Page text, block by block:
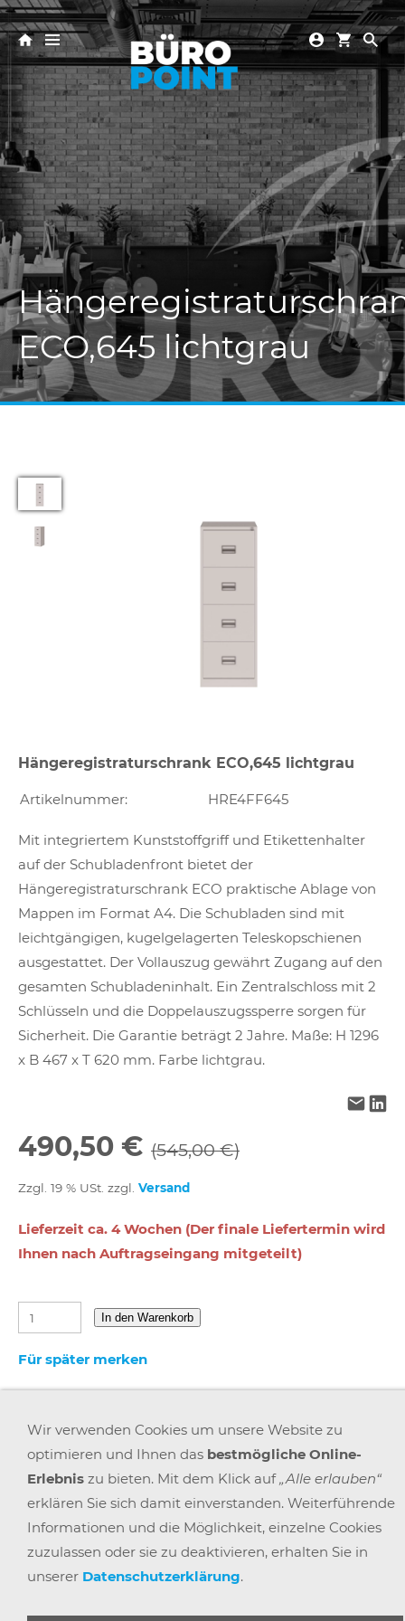
ECO,645 lichtgrau
Hängeregistraturschrank ECO,645 lichtgrau
Artikelnummer: HRE4FF645
Mit integriertem Kunststoffgriff und Etikettenhalter
auf der Schubladenfront bietet der
Hängeregistraturschrank ECO praktische Ablage von
Mappen im Format A4. Die Schubladen sind mit
leichtgängigen, kugelgelagerten Teleskopschienen
ausgestattet. Der Vollauszug gewährt Zugang auf den
gesamten Schubladeninhalt. Ein Zentralschloss mit 2
Schlüsseln und die Doppelauszugssperre sorgen für
Sicherheit. Die Garantie beträgt 2 Jahre. Maße: H 1296
x B 467 x T 620 mm. Farbe lichtgrau.
490,50 € (545,00 €)
Zzgl. 19 % USt. zzgl. Versand
Lieferzeit ca. 4 Wochen (Der finale Liefertermin wird
Ihnen nach Auftragseingang mitgeteilt)
In den Warenkorb
Für später merken
AGB WIDERRUFSRECHT DATENSCHUTZ
IMPRESSUM
VERSAND & ZAHLUNG
KARRIERE
BLOGS
GEMEINSAM STÄRKER
WIDERRUF BUTTON
Wir verwenden Cookies um unsere Website zu
optimieren und Ihnen das bestmögliche Online-
Erlebnis zu bieten. Mit dem Klick auf„Alle erlauben“
erklären Sie sich damit einverstanden. Weiterführende
Informationen und die Möglichkeit, einzelne Cookies
zuzulassen oder sie zu deaktivieren, erhalten Sie in
unserer Datenschutzerklärung.